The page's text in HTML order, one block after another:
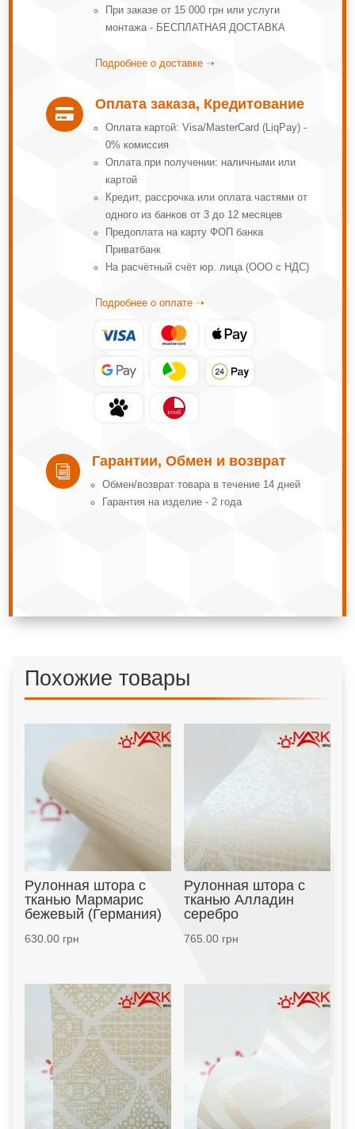
При заказе от 15 000 грн или услуги
монтажа - БЕСПЛАТНАЯ ДОСТАВКА
Подробнее о доставке ➝

Оплата заказа, Кредитование
Оплата картой: Visa/MasterCard (LiqPay) -
0% комиссия
Оплата при получении: наличными или
картой
Кредит, рассрочка или оплата частями от
одного из банков от 3 до 12 месяцев
Предоплата на карту ФОП банка
Приватбанк
На расчётный счёт юр. лица (ООО с НДС)
Подробнее о оплате ➝
i
Гарантии, Обмен и возврат
Обмeн/вoзвpaт тoвapa в тeчeниe 14 днeй
Гарантия на изделие - 2 года
Похожие товары
Рулонная штора с
тканью Мармарис
бежевый (Германия)
630.00грн
Рулонная штора с
тканью Алладин
серебро
765.00грн